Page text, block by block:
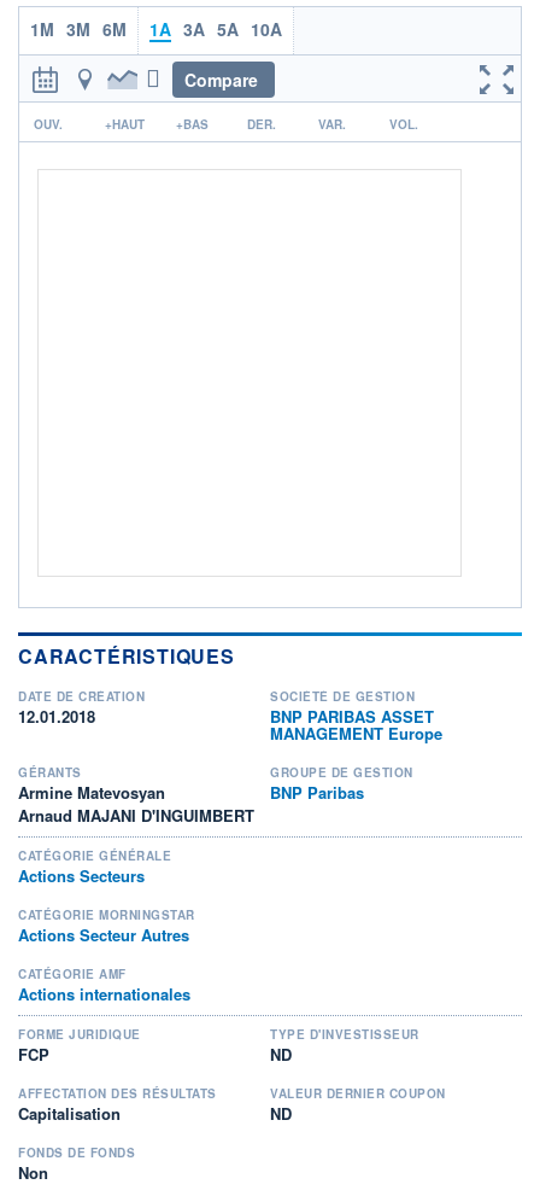
ÉLIGIBILITÉ
PEA PEA-PME BOURSOVIE LUX
CTO BUSINESS
Non éligible Boursobank
ACTIF NET (EUR)
444M / 31.07.26
1M 3M 6M 1A 3A 5A 10A
Compare
r
OUV. +HAUT +BAS DER. VAR. VOL.
CARACTÉRISTIQUES
DATE DE CRÉATION
12.01.2018
SOCIÉTÉ DE GESTION
BNP PARIBAS ASSET
MANAGEMENT Europe
GÉRANTS
Armine Matevosyan
Arnaud MAJANI D'INGUIMBERT
GROUPE DE GESTION
BNP Paribas
CATÉGORIE GÉNÉRALE
Actions Secteurs
CATÉGORIE MORNINGSTAR
Actions Secteur Autres
CATÉGORIE AMF
Actions internationales
FORME JURIDIQUE
FCP
TYPE D'INVESTISSEUR
ND
AFFECTATION DES RÉSULTATS
Capitalisation
VALEUR DERNIER COUPON
ND
FONDS DE FONDS
Non